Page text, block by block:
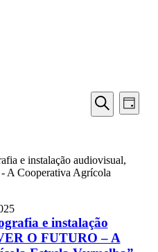
de
e
Pesquisar
de
Dia
e instalação
O FUTURO – A